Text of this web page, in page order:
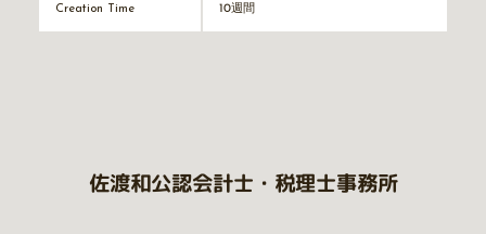
Creation Time 10週間
佐渡和公認会計士・税理士事務所